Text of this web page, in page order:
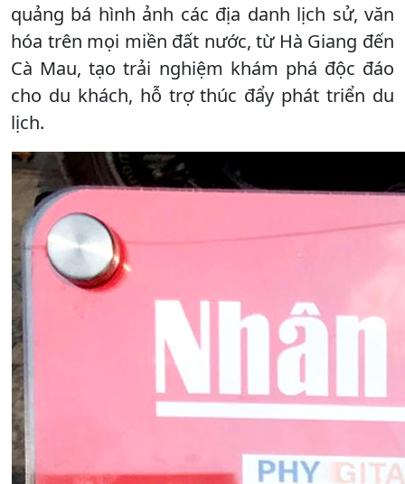
quảng bá hình ảnh các địa danh lịch sử, văn
hóa trên mọi miền đất nước, từ Hà Giang đến
Cà Mau, tạo trải nghiệm khám phá độc đáo
cho du khách, hỗ trợ thúc đẩy phát triển du
lịch.